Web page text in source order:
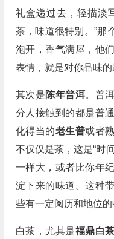
礼盒递过去，轻描淡
茶，味道很特别。”那
泡开，香气满屋，他
表情，就是对你品味的
其次是陈年普洱。普
分人接触到的都是普
化得当的老生普或者
不仅仅是茶，这是“时
一样大，或者比你年
淀下来的味道。这种
些有一定阅历和地位的
白茶，尤其是福鼎白茶